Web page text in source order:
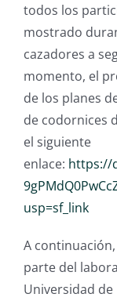
todos los
mostrado
cazadores a
momento, el
de los planes
de codornices
el siguiente
enlace: https://
usp=sf_link
A
parte del
Universidad